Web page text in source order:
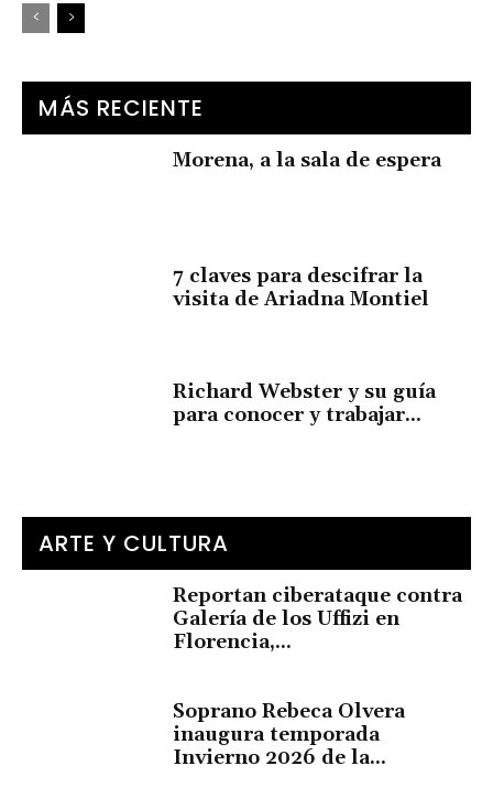
MÁS RECIENTE
Morena, a la sala de espera
7 claves para descifrar la
visita de Ariadna Montiel
Richard Webster y su guía
para conocer y trabajar...
ARTE Y CULTURA
Reportan ciberataque contra
Galería de los Uffizi en
Florencia,...
Soprano Rebeca Olvera
inaugura temporada
Invierno 2026 de la...